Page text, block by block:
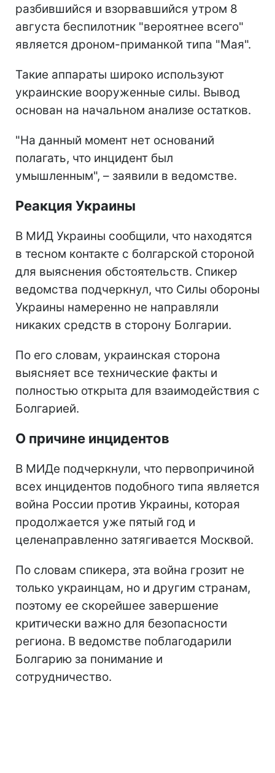
разбившийся и взорвавшийся утром 8
августа беспилотник "вероятнее всего"
является дроном-приманкой типа "Мая".
Такие аппараты широко используют
украинские вооруженные силы. Вывод
основан на начальном анализе остатков.
"На данный момент нет оснований
полагать, что инцидент был
умышленным", – заявили в ведомстве.
Реакция Украины
В МИД Украины сообщили, что находятся
в тесном контакте с болгарской стороной
для выяснения обстоятельств. Спикер
ведомства подчеркнул, что Силы обороны
Украины намеренно не направляли
никаких средств в сторону Болгарии.
По его словам, украинская сторона
выясняет все технические факты и
полностью открыта для взаимодействия с
Болгарией.
О причине инцидентов
В МИДе подчеркнули, что первопричиной
всех инцидентов подобного типа является
война России против Украины, которая
продолжается уже пятый год и
целенаправленно затягивается Москвой.
По словам спикера, эта война грозит не
только украинцам, но и другим странам,
поэтому ее скорейшее завершение
критически важно для безопасности
региона. В ведомстве поблагодарили
Болгарию за понимание и
сотрудничество.